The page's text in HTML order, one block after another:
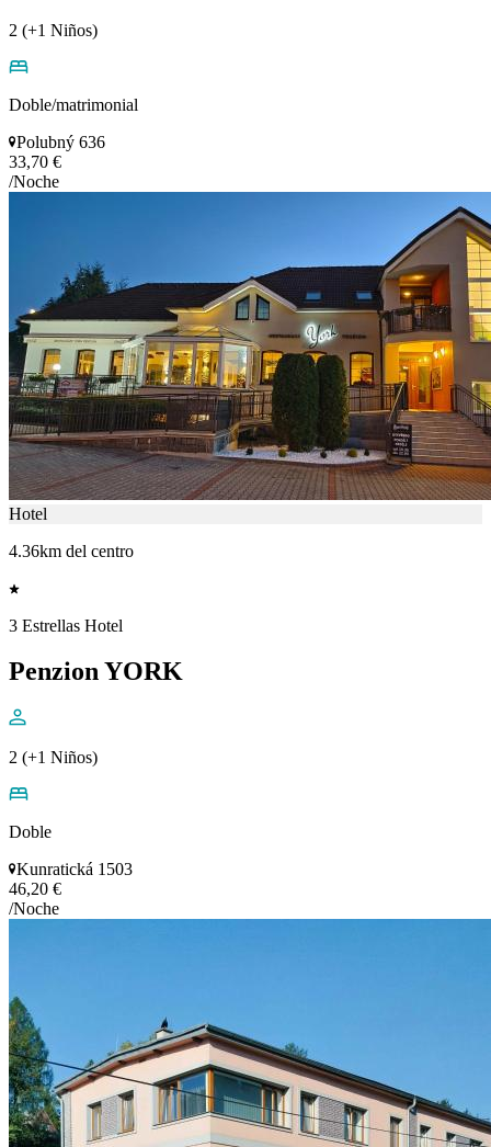
2 (+1 Niños)
Doble/matrimonial
Polubný 636
33,70 €
/Noche
Hotel
4.36km del centro
3 Estrellas Hotel
Penzion YORK
2 (+1 Niños)
Doble
Kunratická 1503
46,20 €
/Noche